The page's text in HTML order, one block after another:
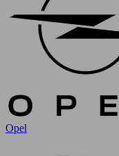
Opel